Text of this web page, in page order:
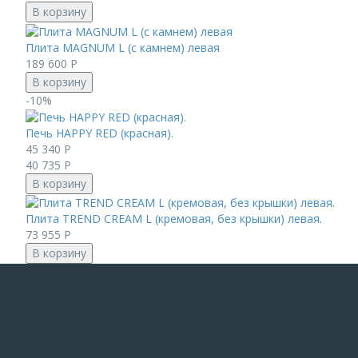
В корзину
Плита MAGNUM L (с камнем) левая
189 600 Р
В корзину
-10%
Печь HAPPY RED (красная).
45 340 Р
40 735 Р
В корзину
Плита TREND CREAM L (кремовая, без крышки) левая.
73 955 Р
В корзину